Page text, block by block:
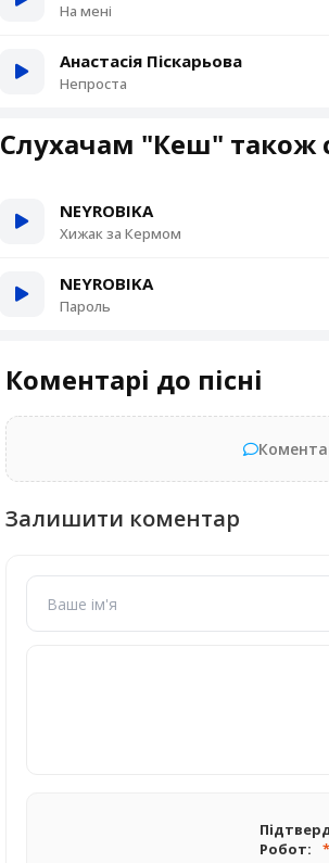
На мені
Анастасія Піскарьова
Непроста
Слухачам "Кеш" також
NEYROBIKA
Хижак за Кермом
NEYROBIKA
Пароль
Коментарі до пісні
Залишити коментар
Робот: